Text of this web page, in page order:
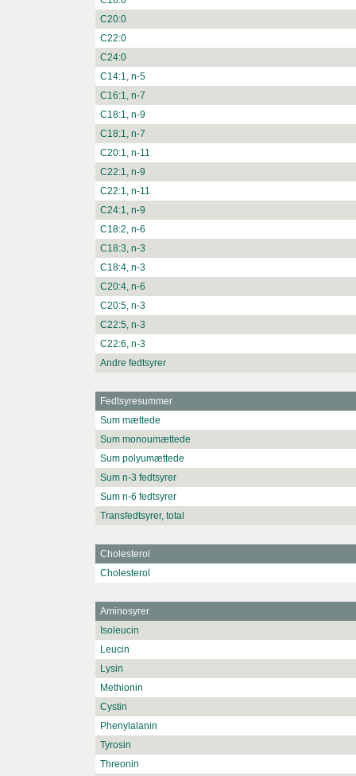
C20:0
C22:0
C24:0
C14:1, n-5
C16:1, n-7
C18:1, n-9
C18:1, n-7
C20:1, n-11
C22:1, n-9
C22:1, n-11
C24:1, n-9
C18:2, n-6
C18:3, n-3
C18:4, n-3
C20:4, n-6
C20:5, n-3
C22:5, n-3
C22:6, n-3
Andre fedtsyrer
Fedtsyresummer
Sum mættede
Sum monoumættede
Sum polyumættede
Sum n-3 fedtsyrer
Sum n-6 fedtsyrer
Transfedtsyrer, total
Cholesterol
Cholesterol
Aminosyrer
Isoleucin
Leucin
Lysin
Methionin
Cystin
Phenylalanin
Tyrosin
Threonin